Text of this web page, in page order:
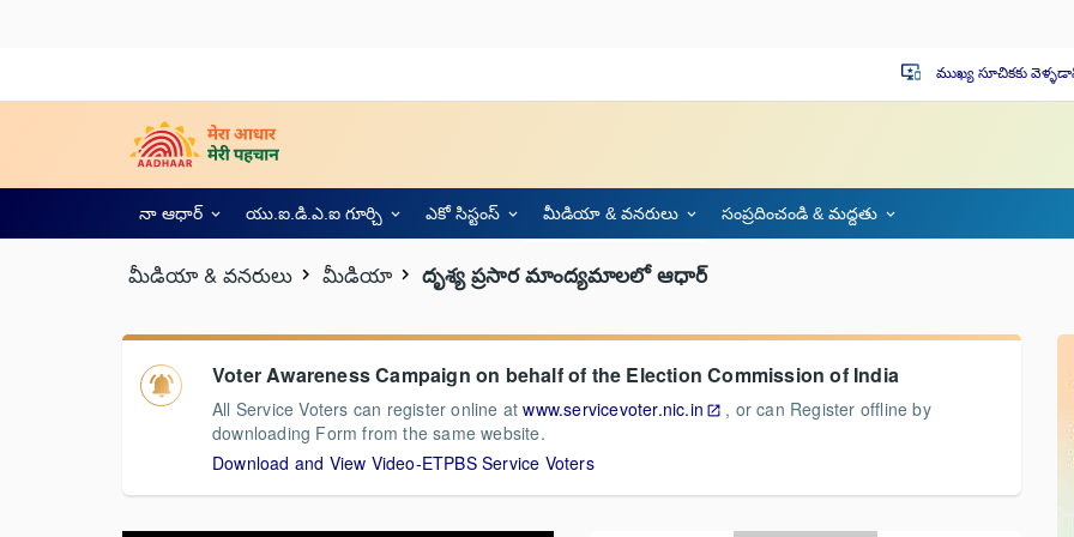
important_devices ముఖ్య సూచికకు
నా ఆధార్ యు.ఐ.డి.ఎ.ఐ గూర్చి ఎకో సిస్టంస్ మీడియా & వనరులు సంప్రదించండి & మద్దతు
మీడియా & వనరులు మీడియా దృశ్య ప్రసార మాంద్యమాలలో ఆధార్
Voter Awareness Campaign on behalf of the Election Commission of India
All Service Voters can register online atwww.servicevoter.nic.in
, or can Register offline by
downloading Form from the same website.
Download and View Video-ETPBS Service Voters